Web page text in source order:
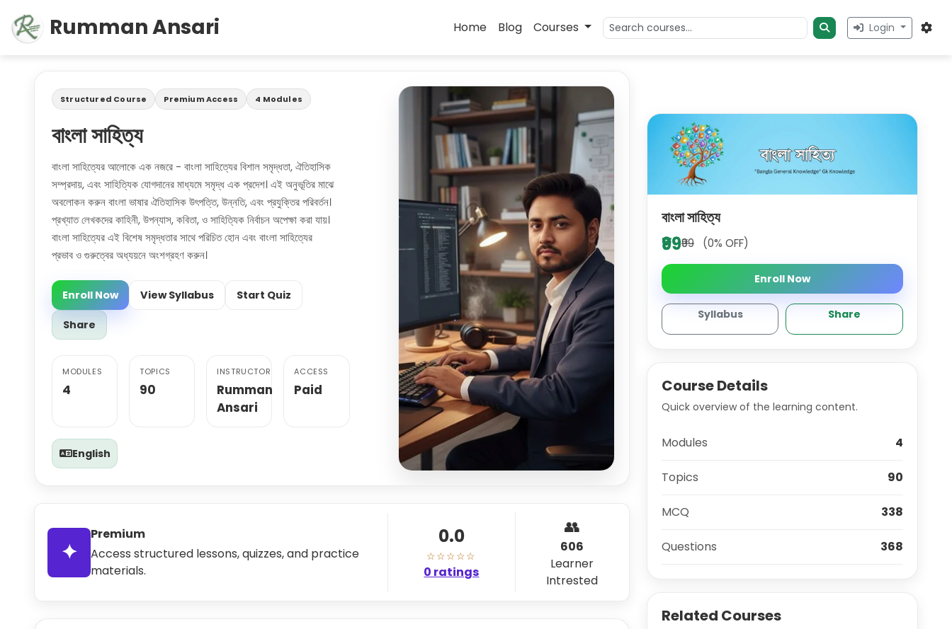
Rumman Ansari Home Blog Courses Login
Structured Course Premium Access 4 Modules
বাংলা সাহিত্য
বাংলা সাহিত্যের আলোকে এক নজরে - বাংলা সাহিত্যের বিশাল সমৃদ্ধতা, ঐতিহাসিক
সম্প্রদায়, এবং সাহিত্যিক যোগদানের মাধ্যমে সমৃদ্ধ এক প্রদেশ। এই অনুভূতির মাঝে
অবলোকন করুন বাংলা ভাষার ঐতিহাসিক উৎপত্তি, উন্নতি, এবং প্রযুক্তির পরিবর্তন।
প্রখ্যাত লেখকদের কাহিনী, উপন্যাস, কবিতা, ও সাহিত্যিক নির্বাচন অপেক্ষা করা যায়।
বাংলা সাহিত্যের এই বিশেষ সমৃদ্ধতার সাথে পরিচিত হোন এবং বাংলা সাহিত্যের
প্রভাব ও গুরুত্বের অধ্যয়নে অংশগ্রহণ করুন।
Enroll Now View Syllabus Start Quiz
Share
MODULES
4
TOPICS
90
INSTRUCTOR
Rumman
Ansari
ACCESS
Paid
English
✦
Premium
Access structured lessons, quizzes, and practice
materials.
0.0
☆☆☆☆☆
0 ratings
👥
606
Learner
Intrested
বাংলা সাহিত্য
₹99₹99(0% OFF)
Enroll Now
Syllabus Share
Course Details
Quick overview of the learning content.
Modules 4
Topics 90
MCQ 338
Questions 368
Related Courses